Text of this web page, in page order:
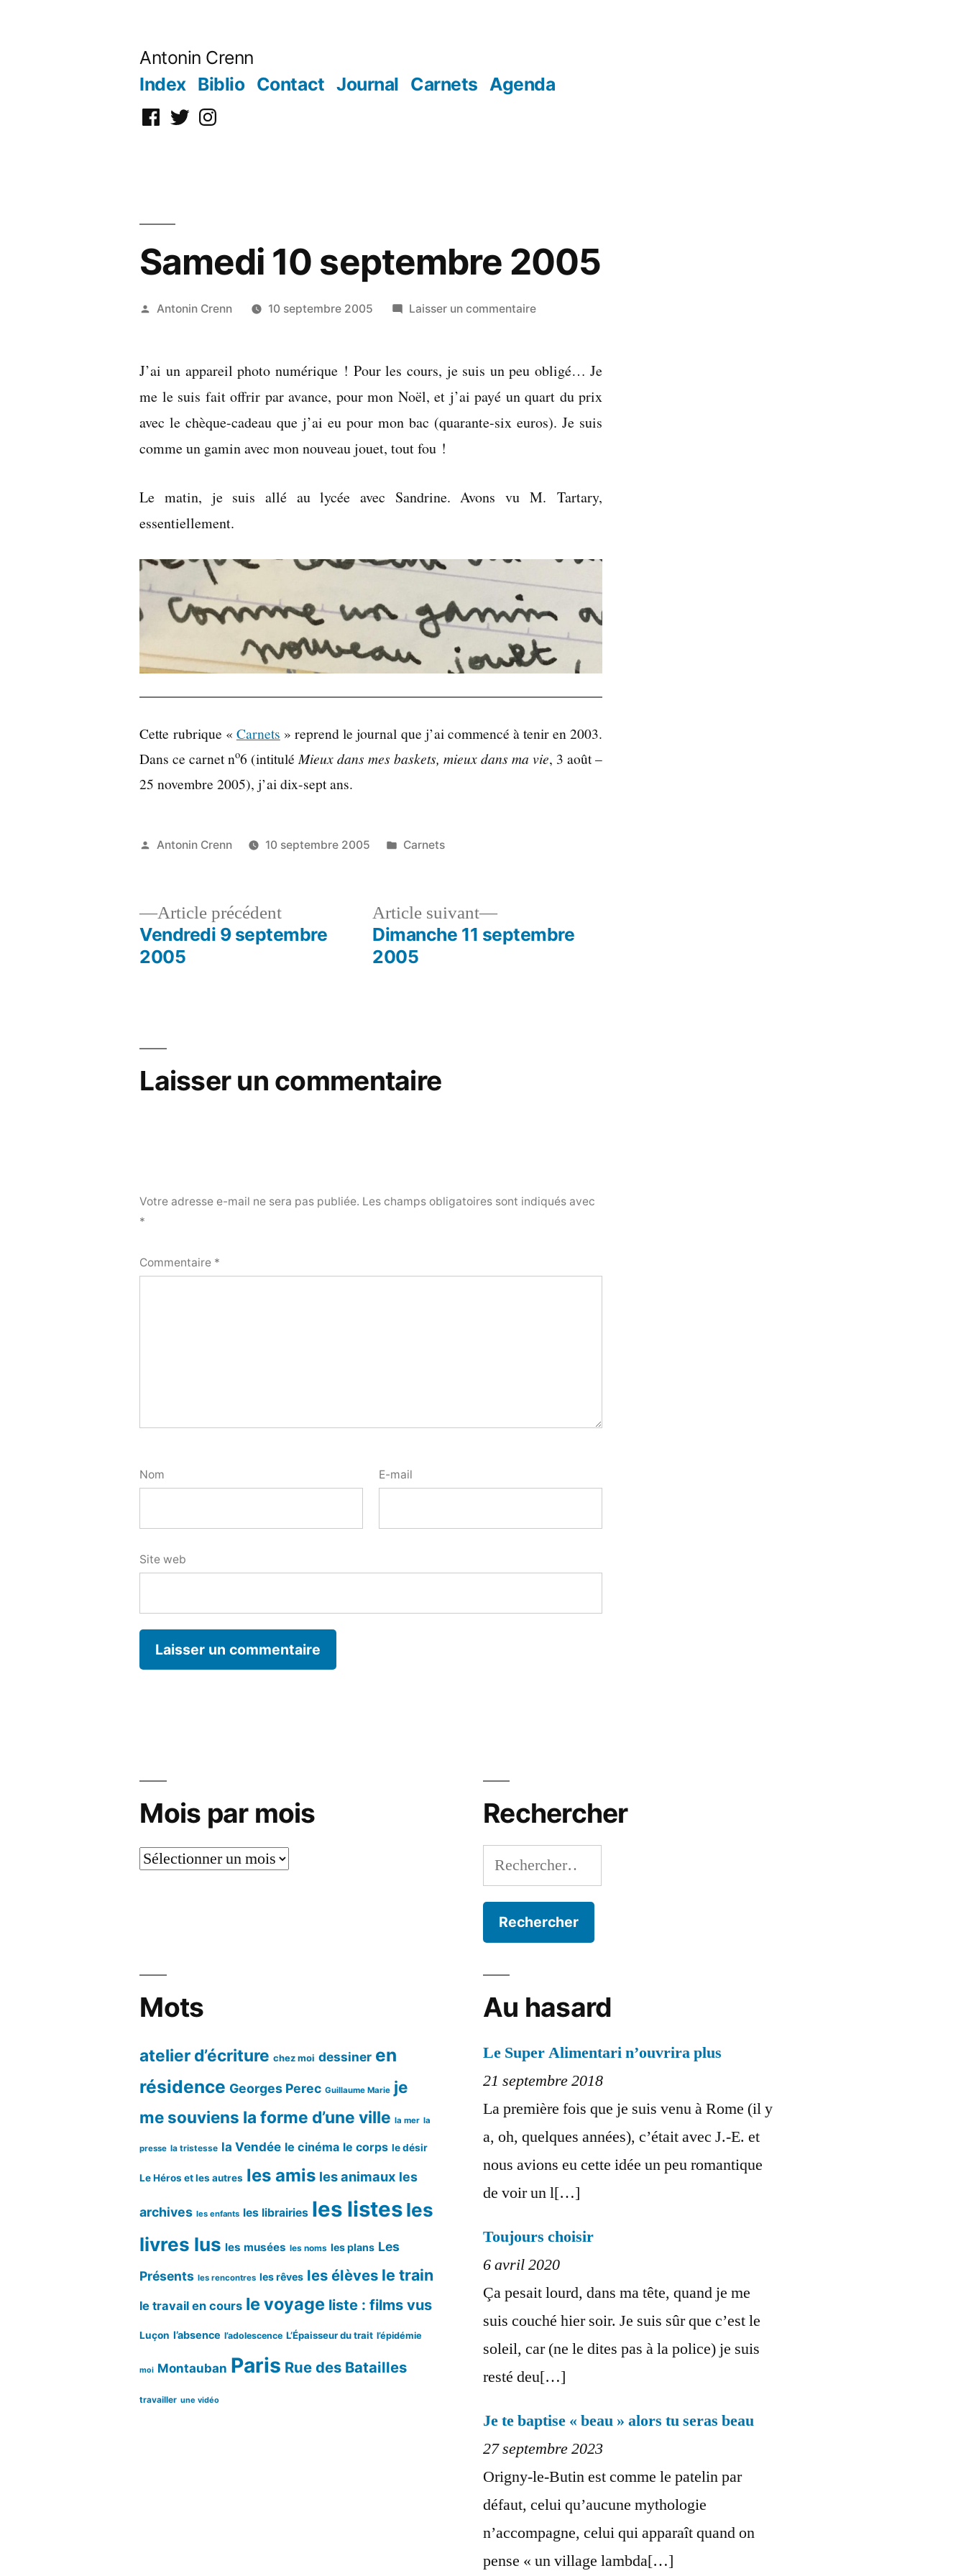
Antonin Crenn
Index Biblio Contact Journal Carnets Agenda
Facebook
TwitterInstagram
Samedi 10 septembre 2005
Publié
Antonin Crenn 10 septembre 2005 Laisser un commentairesur
septembre
J’ai un appareil photo numérique ! Pour les cours, je suis un peu obligé… Je
me le suis fait offrir par avance, pour mon Noël, et j’ai payé un quart du prix
avec le chèque-cadeau que j’ai eu pour mon bac (quarante-six euros). Je suis
comme un gamin avec mon nouveau jouet, tout fou !
Le matin, je suis allé au lycée avec Sandrine. Avons vu M. Tartary,
essentiellement.
Cette rubrique « Carnets » reprend le journal que j’ai commencé à tenir en 2003.
Dans ce carnet no6 (intitulé Mieux dans mes baskets, mieux dans ma vie, 3 août –
25 novembre 2005), j’ai dix-sept ans.
Publié
Antonin Crenn 10 septembre 2005
Publié
Carnets
Navigation
Article précédentArticle
précédent :
Vendredi 9 septembre
2005
Article suivant
Article
suivant :
Dimanche 11 septembre
2005
Laisser un commentaire
Votre adresse e-mail ne sera pas publiée. Les champs obligatoires sont indiqués avec
*
Commentaire *
Nom E-mail
Site web
Mois par mois
Mois
Rechercher
Rechercher :
Mots
atelier d’écriture chez moi dessiner en
résidence Georges Perec Guillaume Marie je
me souviens la forme d’une ville la mer la
presse la tristesse la Vendée le cinéma le corps le désir
Le Héros et les autres les amis les animaux les
archives les enfants les librairies les listesles
livres lus les musées les noms les plans Les
Présents les rencontres les rêves les élèves le train
le travail en cours le voyage liste : films vus
Luçon l’absence l’adolescence L’Épaisseur du trait l’épidémie
moi Montauban Paris Rue des Batailles
travailler une vidéo
Au hasard
Le Super Alimentari n’ouvrira plus
21 septembre 2018
La première fois que je suis venu à Rome (il y
a, oh, quelques années), c’était avec J.-E. et
nous avions eu cette idée un peu romantique
de voir un l[…]
Toujours choisir
6 avril 2020
Ça pesait lourd, dans ma tête, quand je me
suis couché hier soir. Je suis sûr que c’est le
soleil, car (ne le dites pas à la police) je suis
resté deu[…]
Je te baptise « beau » alors tu seras beau
27 septembre 2023
Origny-le-Butin est comme le patelin par
défaut, celui qu’aucune mythologie
n’accompagne, celui qui apparaît quand on
pense « un village lambda[…]